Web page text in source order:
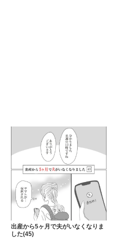
出産から5ヶ月で夫がいなくなりま
した(45)